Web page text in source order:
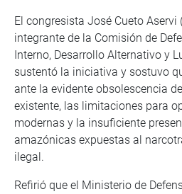
El congresista José Cueto Aservi
integrante de la Comisión de
Interno, Desarrollo Alternativo y
sustentó la iniciativa y sostuvo
ante la evidente obsolescencia
existente, las limitaciones para
modernas y la insuficiente
amazónicas expuestas al
ilegal.
Refirió que el Ministerio de